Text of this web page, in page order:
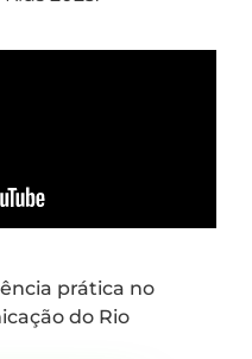
prática no
do Rio